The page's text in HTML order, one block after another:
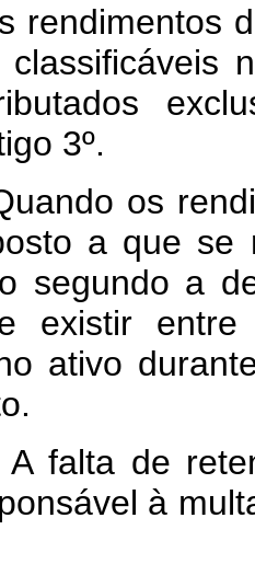
de
classificáveis
3º.
os
a que se
segundo a
existir
ativo
de
à